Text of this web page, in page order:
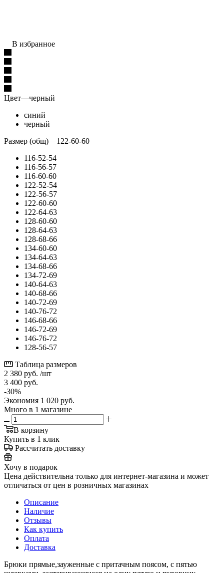
В избранное
Цвет—черный
синий
черный
Размер (общ)—122-60-60
116-52-54
116-56-57
116-60-60
122-52-54
122-56-57
122-60-60
122-64-63
128-60-60
128-64-63
128-68-66
134-60-60
134-64-63
134-68-66
134-72-69
140-64-63
140-68-66
140-72-69
140-76-72
146-68-66
146-72-69
146-76-72
128-56-57
Таблица размеров
2 380 руб. /шт
3 400 руб.
-30%
Экономия 1 020 руб.
Много в 1 магазине
В корзину
Купить в 1 клик
Рассчитать доставку
Хочу в подарок
Цена действительна только для интернет-магазина и может
отличаться от цен в розничных магазинах
Описание
Наличие
Отзывы
Как купить
Оплата
Доставка
Брюки прямые,зауженные с притачным поясом, с пятью